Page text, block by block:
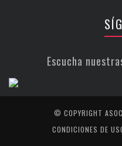
Escucha
© COPYRIGHT
CONDICIONES DE